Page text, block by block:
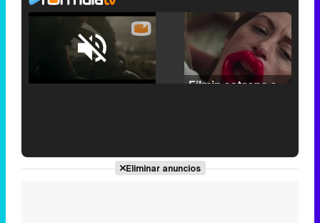
Unmute /
Loaded
25.30%
'120 Minutos' celebra sus 2.000 programas en Telemadrid con un vídeo del día a día en la redacción
Eliminar anuncios